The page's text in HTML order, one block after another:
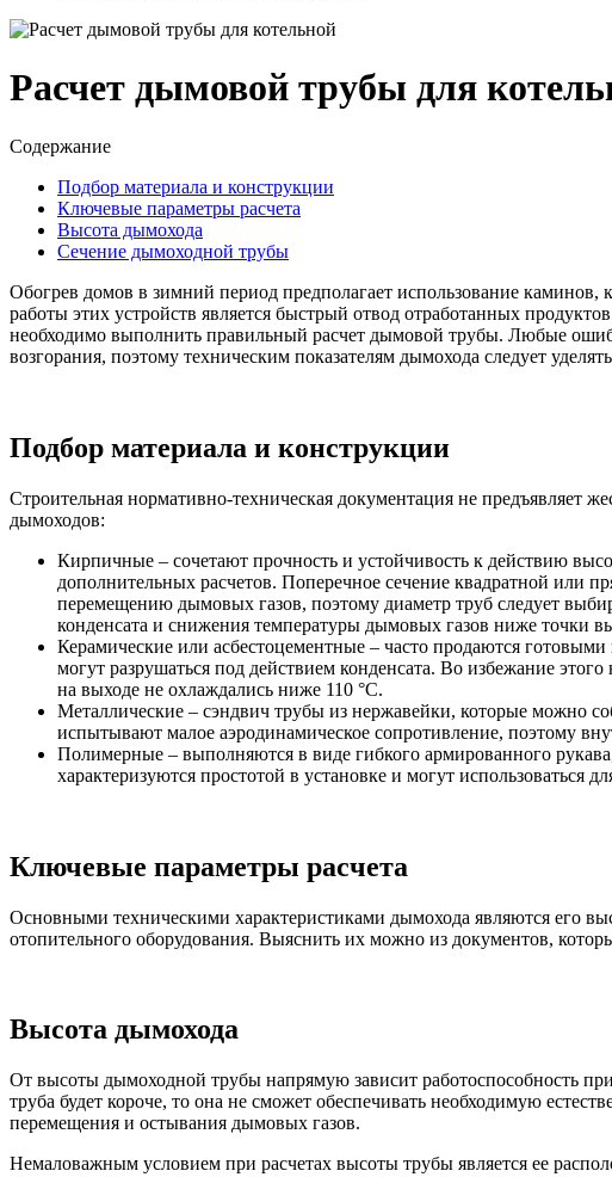
Расчет дымовой трубы для
Содержание
Подбор материала и конструкции
Ключевые параметры расчета
Высота дымохода
Сечение дымоходной трубы
Обогрев домов в зимний период предполагает использование
работы этих устройств является быстрый отвод отработанных
необходимо выполнить правильный расчет дымовой трубы. Любые
возгорания, поэтому техническим показателям дымохода следует
Подбор материала и конструкции
Строительная нормативно-техническая документация не предъявляет
дымоходов:
Кирпичные – сочетают прочность и устойчивость к действию
дополнительных расчетов. Поперечное сечение квадратной или
перемещению дымовых газов, поэтому диаметр труб следует
конденсата и снижения температуры дымовых газов ниже точки
Керамические или асбестоцементные – часто продаются
могут разрушаться под действием конденсата. Во избежание
на выходе не охлаждались ниже 110 °C.
Металлические – сэндвич трубы из нержавейки, которые можно
испытывают малое аэродинамическое сопротивление, поэтому
Полимерные – выполняются в виде гибкого армированного
характеризуются простотой в установке и могут использоваться
Ключевые параметры расчета
Основными техническими характеристиками дымохода являются его
отопительного оборудования. Выяснить их можно из документов,
Высота дымохода
От высоты дымоходной трубы напрямую зависит работоспособность
труба будет короче, то она не сможет обеспечивать необходимую
перемещения и остывания дымовых газов.
Немаловажным условием при расчетах высоты трубы является ее